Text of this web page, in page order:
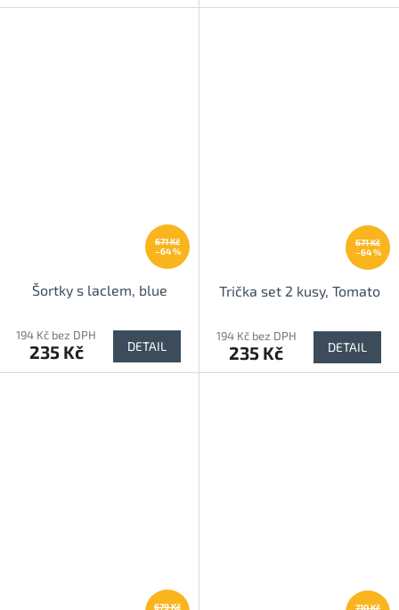
671 Kč
–64 %
Šortky s laclem, blue
194 Kč bez DPH
235 Kč DETAIL
671 Kč
–64 %
Trička set 2 kusy, Tomato
194 Kč bez DPH
235 Kč DETAIL
679 Kč 710 Kč